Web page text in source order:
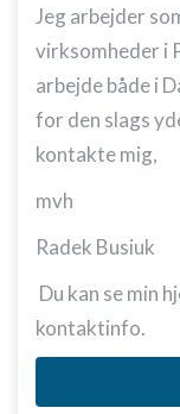
Jeg arbejder
virksomheder i
arbejde både i
for den slags
kontakte mig,
mvh
Radek Busiuk
Du kan se min
kontaktinfo.
Oprette profiler
Bruge profiler til
Måle
Måle
Forstå
kilder
Udvikle og
IAB Special Features: